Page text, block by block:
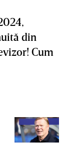
din
Cum